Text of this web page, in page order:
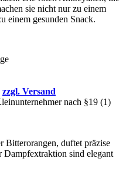
sie nicht nur zu einem
einem gesunden Snack.
zzgl. Versand
nach §19 (1)
Bitterorangen, duftet präzise
Dampfextraktion sind elegant